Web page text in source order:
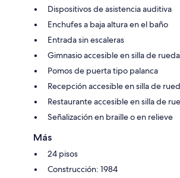
Dispositivos de asistencia auditiva
Enchufes a baja altura en el baño
Entrada sin escaleras
Gimnasio accesible en silla de
Pomos de puerta tipo palanca
Recepción accesible en silla de
Restaurante accesible en silla de
Señalización en braille o en relieve
Más
24 pisos
Construcción: 1984